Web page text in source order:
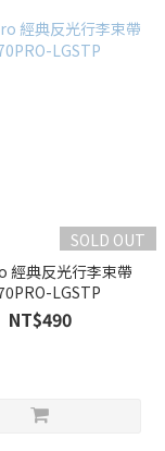
SOLD OUT
經典反光行李束帶
LGSTP
NT$490